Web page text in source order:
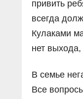
привить
всегда
Кулаками
нет выхода,
В семье
Все